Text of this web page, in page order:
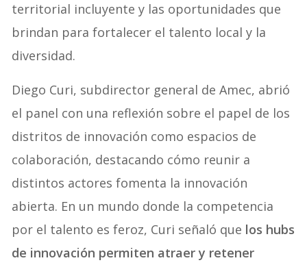
territorial incluyente y las oportunidades que
brindan para fortalecer el talento local y la
diversidad.
Diego Curi, subdirector general de Amec, abrió
el panel con una reflexión sobre el papel de los
distritos de innovación como espacios de
colaboración, destacando cómo reunir a
distintos actores fomenta la innovación
abierta. En un mundo donde la competencia
por el talento es feroz, Curi señaló que los hubs
de innovación permiten atraer y retener